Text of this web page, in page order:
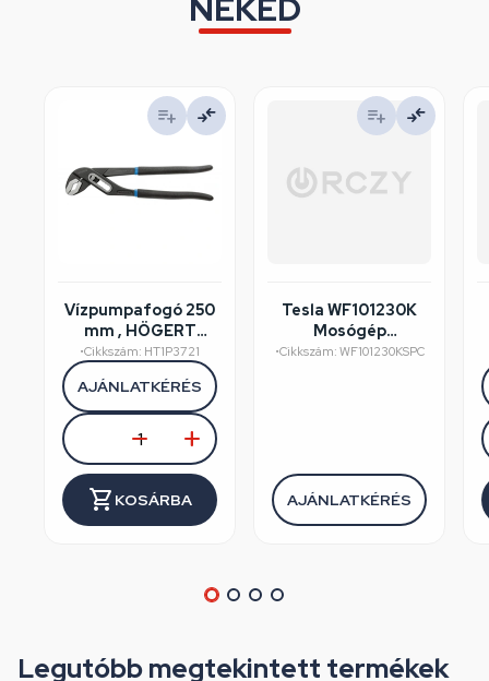
NEKED
Vízpumpafogó 250
mm , HÖGERT
HT1P372
•Cikkszám: HT1P3721
AJÁNLATKÉRÉS
KOSÁRBA
Tesla WF101230K
Mosógép
felújított/szépséghibás
•Cikkszám: WF101230KSPC
AJÁNLATKÉRÉS
Legutóbb megtekintett termékek